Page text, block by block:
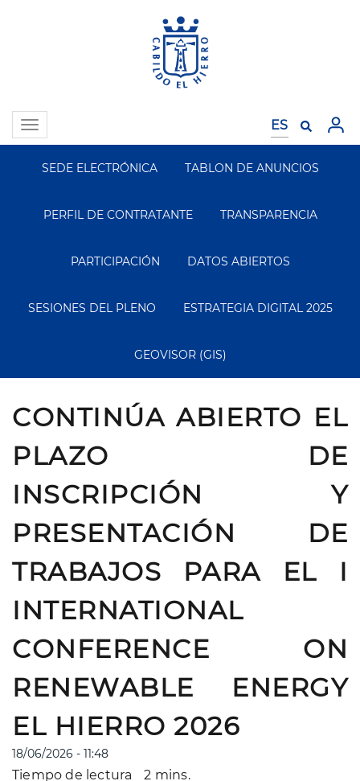
Toggle
navigation
Segundo
Menu
SEDE ELECTRÓNICA TABLON DE ANUNCIOS
PERFIL DE CONTRATANTE TRANSPARENCIA
PARTICIPACIÓN DATOS ABIERTOS
SESIONES DEL PLENO ESTRATEGIA DIGITAL 2025
GEOVISOR (GIS)
CONTINÚA ABIERTO EL
PLAZO DE
INSCRIPCIÓN Y
PRESENTACIÓN DE
TRABAJOS PARA EL I
INTERNATIONAL
CONFERENCE ON
RENEWABLE ENERGY
EL HIERRO 2026
18/06/2026 - 11:48
Tiempo de lectura 2 mins.